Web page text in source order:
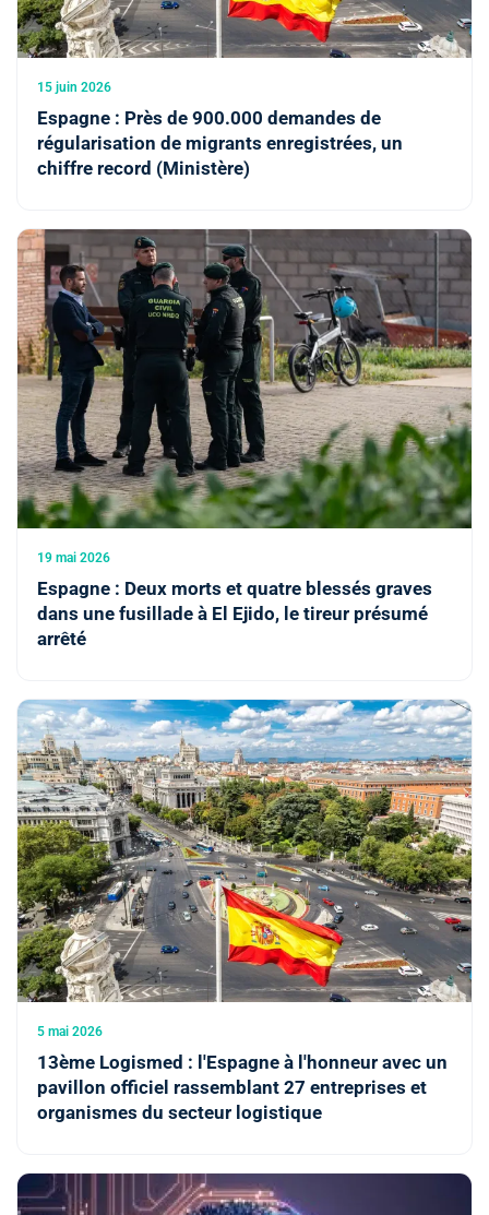
15 juin 2026
Espagne : Près de 900.000 demandes de
régularisation de migrants enregistrées, un
chiffre record (Ministère)
19 mai 2026
Espagne : Deux morts et quatre blessés graves
dans une fusillade à El Ejido, le tireur présumé
arrêté
5 mai 2026
13ème Logismed : l'Espagne à l'honneur avec un
pavillon officiel rassemblant 27 entreprises et
organismes du secteur logistique